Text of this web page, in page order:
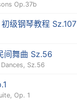
Op.37b
级钢琴教程 Sz.107
间舞曲 Sz.56
Sz.56
Op. 1